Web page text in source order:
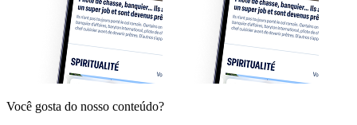
Você gosta do nosso conteúdo?